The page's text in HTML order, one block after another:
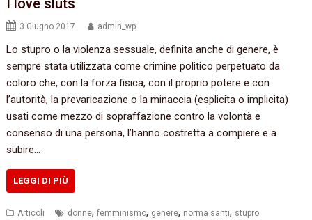
I love sluts
3 Giugno 2017 admin_wp
Lo stupro o la violenza sessuale, definita anche di genere, è
sempre stata utilizzata come crimine politico perpetuato da
coloro che, con la forza fisica, con il proprio potere e con
l’autorità, la prevaricazione o la minaccia (esplicita o implicita)
usati come mezzo di sopraffazione contro la volontà e
consenso di una persona, l’hanno costretta a compiere e a
subire…
LEGGI DI PIÙ
Articoli donne,femminismo, genere, norma santi, stupro